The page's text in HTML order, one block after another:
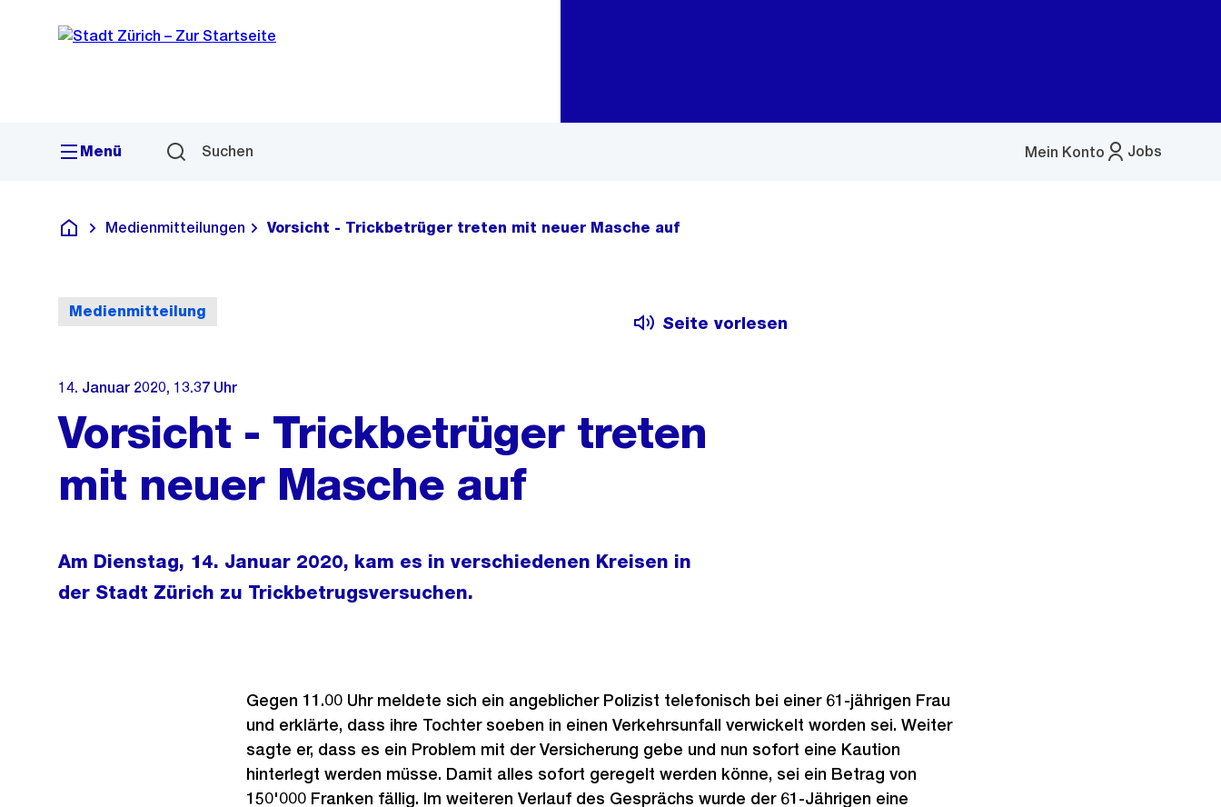
Navigation
Sprunglink
Menü Suchen Jobs
Mein Konto
Menü
Deutsch
Medienmitteilungen Vorsicht - Trickbetrüger treten mit neuer Masche auf
Medienmitteilung
Seite vorlesen
14. Januar 2020, 13.37 Uhr
Vorsicht - Trickbetrüger treten
mit neuer Masche auf
Am Dienstag, 14. Januar 2020, kam es in verschiedenen Kreisen in
der Stadt Zürich zu Trickbetrugsversuchen.
Gegen 11.00 Uhr meldete sich ein angeblicher Polizist telefonisch bei einer 61-jährigen Frau
und erklärte, dass ihre Tochter soeben in einen Verkehrsunfall verwickelt worden sei. Weiter
sagte er, dass es ein Problem mit der Versicherung gebe und nun sofort eine Kaution
hinterlegt werden müsse. Damit alles sofort geregelt werden könne, sei ein Betrag von
150'000 Franken fällig. Im weiteren Verlauf des Gesprächs wurde der 61-Jährigen eine